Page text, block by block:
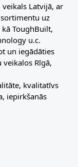
Latvijā, ar
uz
ToughBuilt,
u.c.
un iegādāties
Rīgā,
kvalitatīvs
iepirkšanās